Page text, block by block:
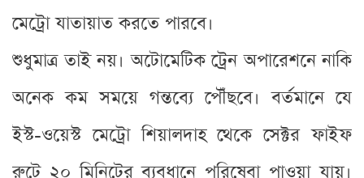
মেট্রো যাতায়াত করতে পারবে।
শুধুমাত্র তাই নয়। অটোমেটিক ট্রেন অপারেশনে নাকি
অনেক কম সময়ে গন্তব্যে পৌঁছবে। বর্তমানে যে
ইস্ট-ওয়েস্ট মেট্রো শিয়ালদাহ থেকে সেক্টর ফাইফ
রুটে ২০ মিনিটের ব্যবধানে পরিষেবা পাওয়া যায়।